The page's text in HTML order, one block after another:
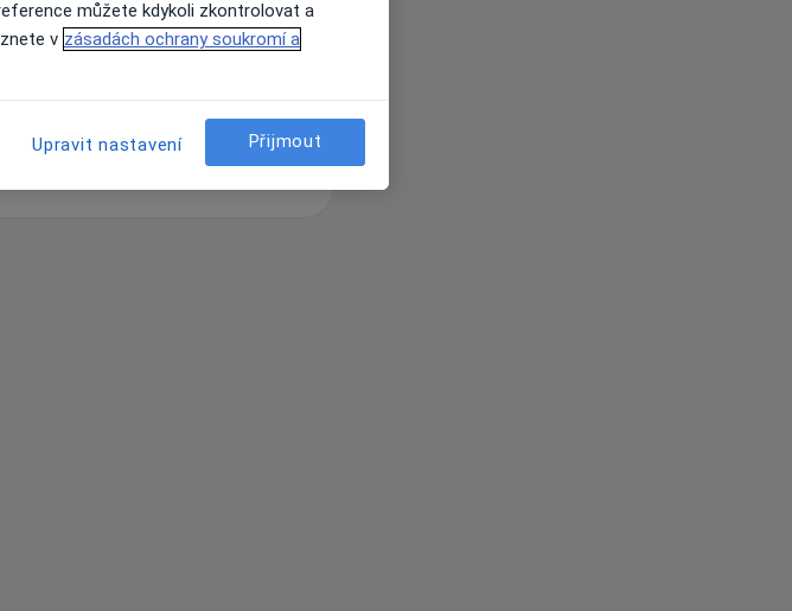
termín
můžete kdykoli zkontrolovat a
v zásadách ochrany soukromí a
Upravit nastavení Přijmout